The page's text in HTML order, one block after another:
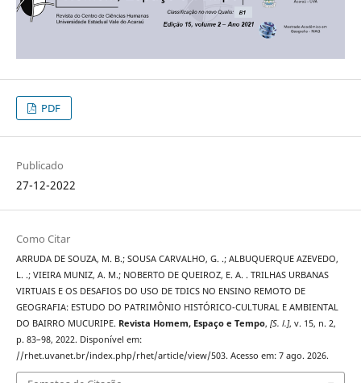
PDF
Publicado
27-12-2022
Como Citar
ARRUDA DE SOUZA, M. B.; SOUSA CARVALHO, G. .; ALBUQUERQUE AZEVEDO,
L. .; VIEIRA MUNIZ, A. M.; NOBERTO DE QUEIROZ, E. A. . TRILHAS URBANAS
VIRTUAIS E OS DESAFIOS DO USO DE TDICS NO ENSINO REMOTO DE
GEOGRAFIA: ESTUDO DO PATRIMÔNIO HISTÓRICO-CULTURAL E AMBIENTAL
DO BAIRRO MUCURIPE. Revista Homem, Espaço e Tempo, [S. l.], v. 15, n. 2,
p. 83–98, 2022. Disponível em:
//rhet.uvanet.br/index.php/rhet/article/view/503. Acesso em: 7 ago. 2026.